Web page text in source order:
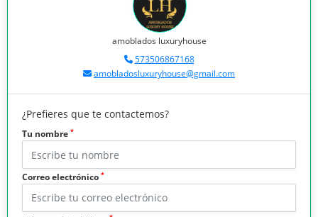
amoblados luxuryhouse
573506867168
amobladosluxuryhouse@gmail.com
¿Prefieres que te contactemos?
Tu nombre *
Correo electrónico *